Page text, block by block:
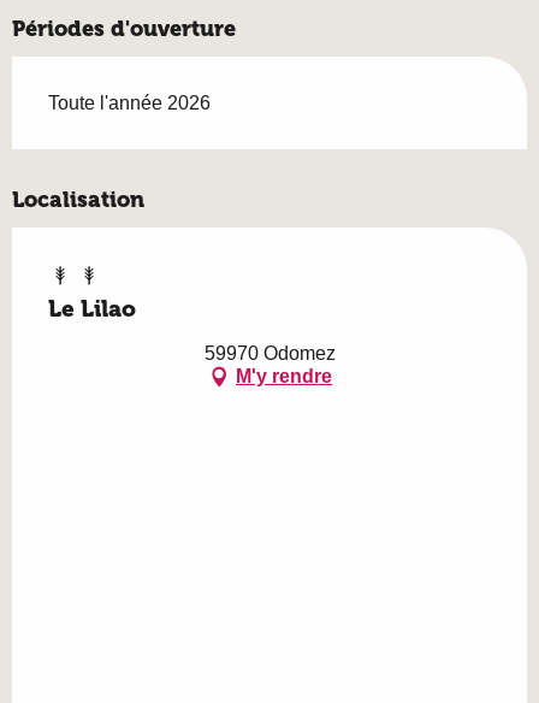
Périodes d'ouverture
Toute l'année 2026
Localisation
Le Lilao
59970 Odomez
M'y rendre